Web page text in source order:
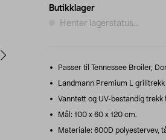
Butikklager
Henter lagerstatus...
Passer til Tennessee Broiler,
Landmann Premium L
Vanntett og UV-bestandig
Mål: 100 x 60 x 120 cm.
Materiale: 600D polyestervev,